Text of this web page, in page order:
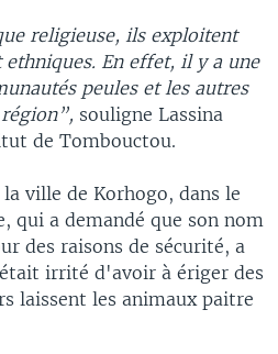
religieuse, ils exploitent
ethniques. En effet, il y a une
peules et les autres
souligne Lassina
de Tombouctou.
ville de Korhogo, dans le
qui a demandé que son nom
des raisons de sécurité, a
irrité d'avoir à ériger des
laissent les animaux paitre